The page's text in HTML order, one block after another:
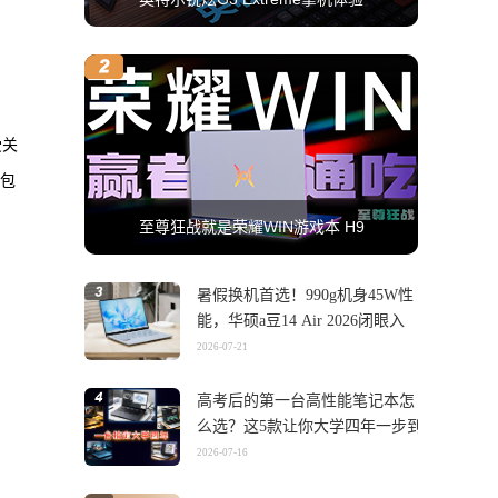
至尊狂战就是荣耀WIN游戏本 H9
暑假换机首选！990g机身45W性
能，华硕a豆14 Air 2026闭眼入
2026-07-21
高考后的第一台高性能笔记本怎
么选？这5款让你大学四年一步到
位
2026-07-16